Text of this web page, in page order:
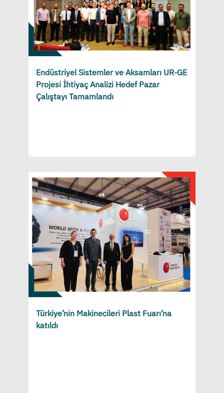
Endüstriyel Sistemler ve Aksamları UR-GE
Projesi İhtiyaç Analizi Hedef Pazar
Çalıştayı Tamamlandı
Türkiye’nin Makinecileri Plast Fuarı’na
katıldı